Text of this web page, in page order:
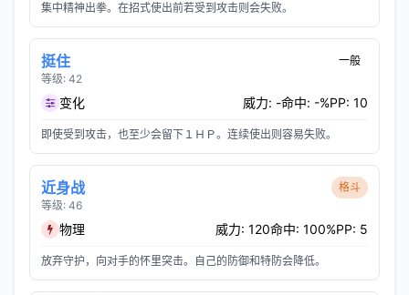
集中精神出拳。在招式使出前若受到攻击则会失败。
挺住
等级: 42
一般
变化 威力: -命中: -%PP: 10
即使受到攻击，也至少会留下１ＨＰ。连续使出则容易失败。
近身战
等级: 46
格斗
物理 威力: 120命中: 100%PP: 5
放弃守护，向对手的怀里突击。自己的防御和特防会降低。